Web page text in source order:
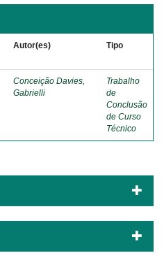
Autor(es) Tipo
Conceição Davies,
Gabrielli
Trabalho
de
Conclusão
de Curso
Técnico